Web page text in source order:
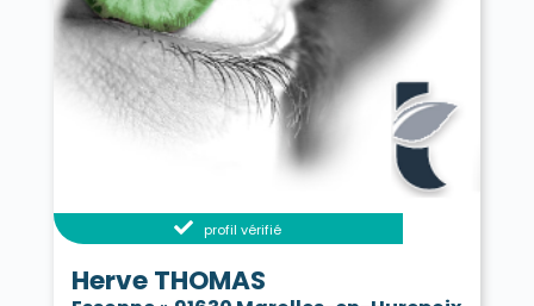
profil vérifié
Herve THOMAS